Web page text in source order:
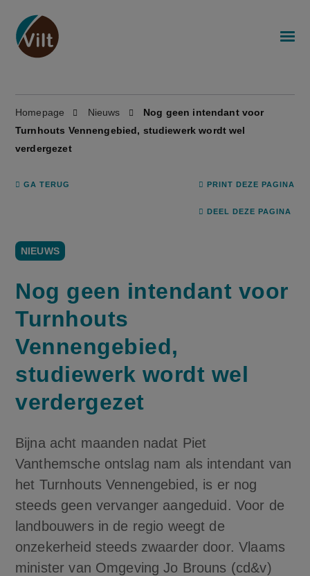
Homepage Nieuws
Nog geen intendant voor
Turnhouts Vennengebied, studiewerk wordt wel
verdergezet
GA TERUG PRINT DEZE PAGINA
DEEL DEZE PAGINA
NIEUWS
Nog geen intendant voor
Turnhouts
Vennengebied,
studiewerk wordt wel
verdergezet
Bijna acht maanden nadat Piet
Vanthemsche ontslag nam als intendant van
het Turnhouts Vennengebied, is er nog
steeds geen vervanger aangeduid. Voor de
landbouwers in de regio weegt de
onzekerheid steeds zwaarder door. Vlaams
minister van Omgeving Jo Brouns (cd&v)